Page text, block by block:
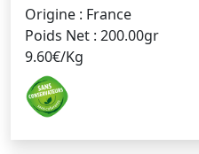
Origine : France
Poids Net : 200.00gr
9.60€/Kg